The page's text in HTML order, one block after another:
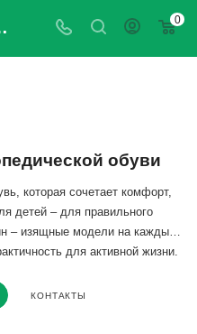
сайт 0
обуви
которая сочетает комфорт,
детей – для правильного
– изящные модели на каждый
для активной жизни.
КОНТАКТЫ